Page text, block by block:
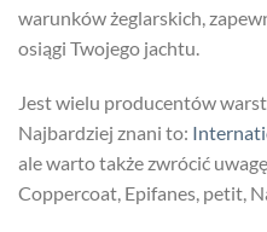
warunków żeglarskich,
osiągi Twojego jachtu.
Jest wielu producentów
Najbardziej znani to:
ale warto także zwrócić
Coppercoat, Epifanes, petit,